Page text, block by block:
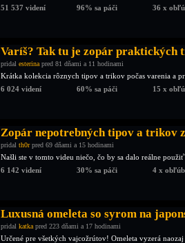
51 537 videní
96% sa páči 36 x
Varíš? Tak tu je zopár praktických
pridal esterina pred 81 dňami a 11 hodinami
Krátka kolekcia rôznych tipov a trikov počas varenia a
6 024 videní
60% sa páči 15 x
Zopár nepotrebných tipov a trikov
pridal th0rpred 69 dňami a 15 hodinami
Našli ste v tomto videu niečo, čo by sa dalo reálne
6 142 videní
30% sa páči 4 x
Luxusná omeleta so syrom na
pridal katka pred 223 dňami a 17 hodinami
Určené pre všetkých vajcožrútov! Omeleta vyzerá